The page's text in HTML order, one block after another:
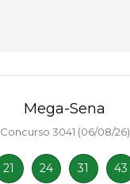
Mega-Sena
Concurso 3041 (06/08/26)
21 24 31 43